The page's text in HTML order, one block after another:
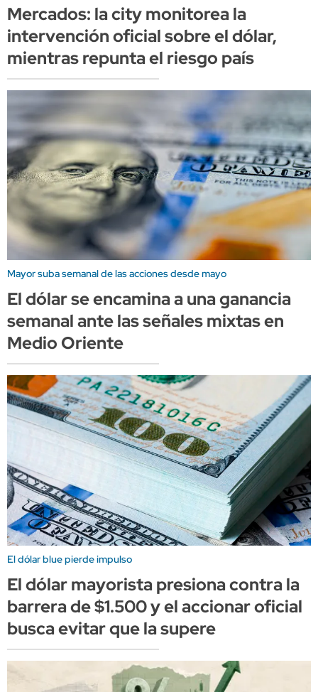
Mercados: la city monitorea la
intervención oficial sobre el dólar,
mientras repunta el riesgo país
Mayor suba semanal de las acciones desde mayo
El dólar se encamina a una ganancia
semanal ante las señales mixtas en
Medio Oriente
El dólar blue pierde impulso
El dólar mayorista presiona contra la
barrera de $1.500 y el accionar oficial
busca evitar que la supere